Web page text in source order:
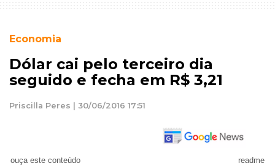
Economia
Dólar cai pelo terceiro dia
seguido e fecha em R$ 3,21
Priscilla Peres | 30/06/2016 17:51
ouça este conteúdo readme